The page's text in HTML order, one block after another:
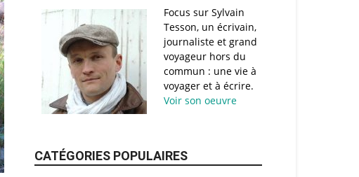
Focus sur Sylvain
Tesson, un écrivain,
journaliste et grand
voyageur hors du
commun : une vie à
voyager et à écrire.
Voir son oeuvre
CATÉGORIES POPULAIRES